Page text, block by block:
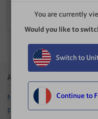
You are currently
Would you like to
Switch to
Continue to
Ouvre-lettres
À propos de Pitney Bowes
Notre entreprise
RSE